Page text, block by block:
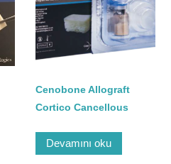
Cenobone Allograft
Cortico Cancellous
Devamını oku